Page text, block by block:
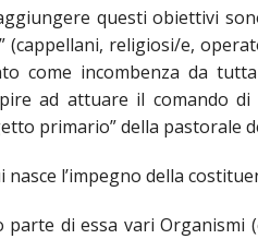
questi obiettivi
(cappellani, religiosi/e,
come incombenza da
ad attuare il comando
primario” della pastorale
nasce l’impegno della
parte di essa vari Organismi